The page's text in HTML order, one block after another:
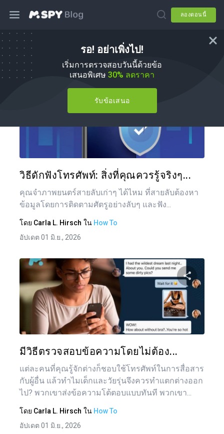
ลองตอนนี้
รอ! อย่าเพิ่งไป!
เริ่มการตรวจสอบวันนี้ด้วยข้อ
เสนอพิเศษ 30% ลดราคา
รับข้อเสนอ
วิธีการ
วิธีดักฟังโทรศัพท์: สิ่งที่คุณควรรู้จริงๆ...
คุณจำภาพยนตร์สายลับเก่าๆ ได้ไหม ที่สายลับต้องหา
ข้อมูลโดยการติดตามศัตรูอย่างลับๆ และฟัง...
โดย Carla L. Hirsch ใน How To
อัปเดต 01 มิ.ย., 2026
มีวิธีตรวจสอบข้อความโดยไม่ต้อง...
แต่ละคนที่คุณรู้จักต่างก็ชอบใช้โทรศัพท์ในการสื่อสาร
กับผู้อื่น แล้วทำไมเด็กและวัยรุ่นจึงควรทำแตกต่างออก
ไป? พวกเขาส่งข้อความโต้ตอบแบบทันที พวกเขา...
โดย Carla L. Hirsch ใน How To
อัปเดต 01 มิ.ย., 2026